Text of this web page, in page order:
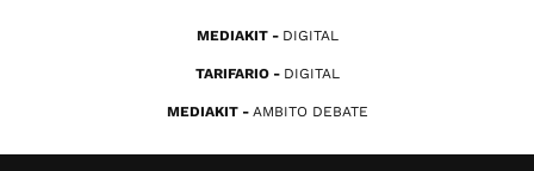
MEDIAKIT DIGITAL
TARIFARIO DIGITAL
MEDIAKIT AMBITO DEBATE